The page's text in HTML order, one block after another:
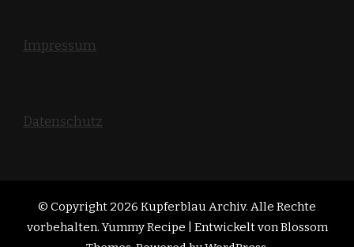
Impressum
Datenschutz
© Copyright 2026 Kupferblau Archiv. Alle Rechte
vorbehalten. Yummy Recipe | Entwickelt vonBlossom